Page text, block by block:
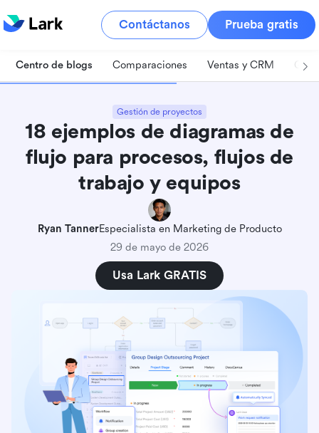
Contáctanos Prueba gratis
Centro de blogs Comparaciones Ventas y CRM
Gestión de proyectos
18 ejemplos de diagramas de
flujo para procesos, flujos de
trabajo y equipos
Ryan TannerEspecialista en Marketing de Producto
29 de mayo de 2026
Usa Lark GRATIS